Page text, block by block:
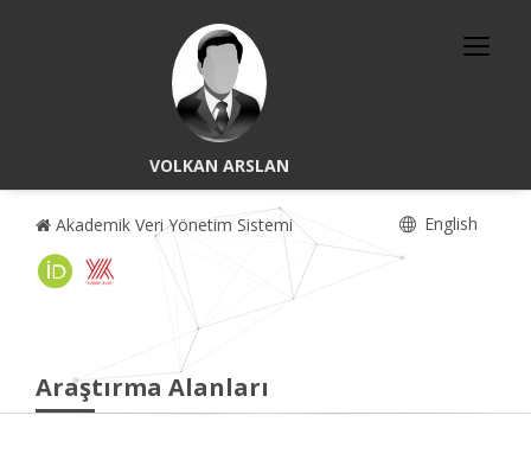
VOLKAN ARSLAN
Akademik Veri Yönetim Sistemi English
Araştırma Alanları